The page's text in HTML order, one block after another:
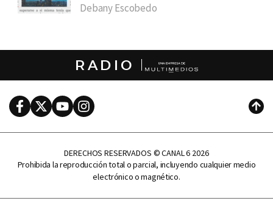
Debany Escobedo
RADIO
FacebookTwitterYoutubeInstagram
DERECHOS RESERVADOS © CANAL 6 2026
Prohibida la reproducción total o parcial, incluyendo cualquier medio
electrónico o magnético.